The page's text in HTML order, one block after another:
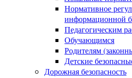
Нормативное
информационной
Педагогическим
Обучающимся
Родителям
Детские
Дорожная безопасность